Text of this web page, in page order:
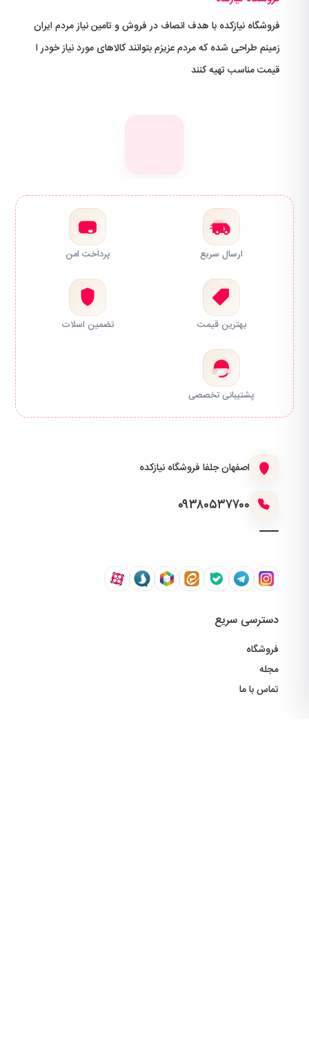
فروشگاه نیازکده با هدف انصاف در فروش و تامین نیاز مردم ایران
زمینم طراحی شده که مردم عزیزم بتوانند کالاهای مورد نیاز خودر ا
قیمت مناسب تهیه کنند
ارسال سریع پرداخت امن
بهترین قیمت تضمین اسلات
پشتیبانی تخصصی
اصفهان جلفا فروشگاه نیازکده
۰۹۳۸۰۵۳۷۷۰۰
دسترسی سریع
فروشگاه
مجله
تماس با ما